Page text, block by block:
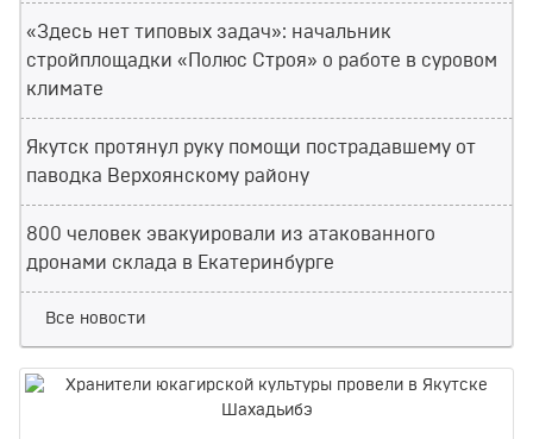
«Здесь нет типовых задач»: начальник
стройплощадки «Полюс Строя» о работе в суровом
климате
Якутск протянул руку помощи пострадавшему от
паводка Верхоянскому району
800 человек эвакуировали из атакованного
дронами склада в Екатеринбурге
Все новости